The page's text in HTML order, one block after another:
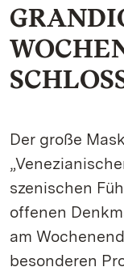
Der große
szenischen
offenen
am
besonderen